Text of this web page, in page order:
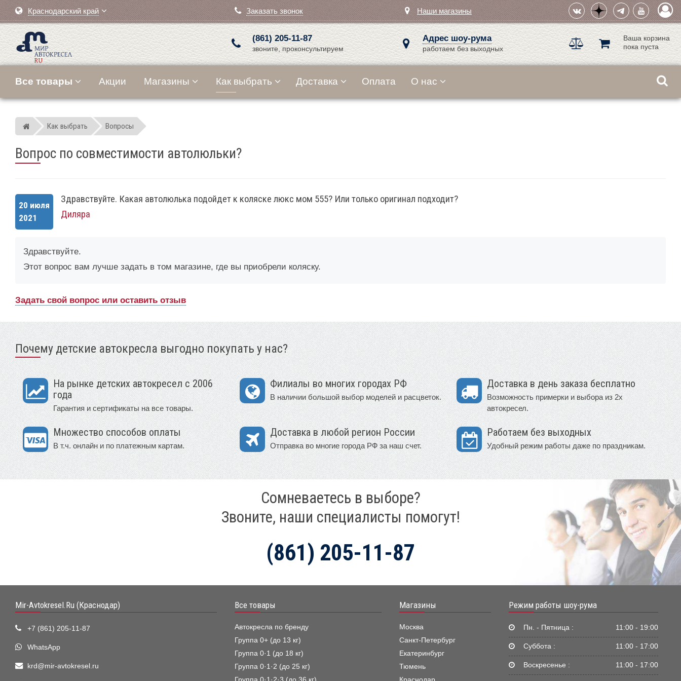
Краснодарский край Заказать звонок Наши магазины
(861) 205-11-87
звоните, проконсультируем
Адрес шоу-рума
работаем без выходных
Ваша корзина
пока пуста
Все товары Акции Магазины Как выбрать Доставка Оплата О нас
Мир детских автокресел
Как выбрать Вопросы
Вопрос по совместимости автолюльки?
20 июля
2021
Здравствуйте. Какая автолюлька подойдет к коляске люкс мом 555? Или только оригинал подходит?
Диляра
Здравствуйте.
Этот вопрос вам лучше задать в том магазине, где вы приобрели коляску.
Задать свой вопрос или оставить отзыв
Почему детские автокресла выгодно покупать у нас?
На рынке детских автокресел с 2006
года
Гарантия и сертификаты на все товары.
Филиалы во многих городах РФ
В наличии большой выбор моделей и расцветок.
Доставка в день заказа бесплатно
Возможность примерки и выбора из 2х
автокресел.
Множество способов оплаты
В т.ч. онлайн и по платежным картам.
Доставка в любой регион России
Отправка во многие города РФ за наш счет.
Работаем без выходных
Удобный режим работы даже по праздникам.
Сомневаетесь в выборе?
Звоните, наши специалисты помогут!
(861) 205-11-87
Mir-Avtokresel.Ru (Краснодар)
+7 (861) 205-11-87
WhatsApp
krd@mir-avtokresel.ru
Все товары
Автокресла по бренду
Группа 0+ (до 13 кг)
Группа 0·1 (до 18 кг)
Группа 0·1·2 (до 25 кг)
Магазины
Москва
Санкт-Петербург
Екатеринбург
Тюмень
Режим работы шоу-рума
Пн. - Пятница : 11:00 - 19:00
Суббота : 11:00 - 17:00
Воскресенье : 11:00 - 17:00